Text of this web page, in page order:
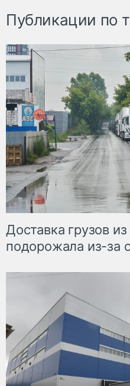
Публикации по
Доставка грузов
подорожала из-за